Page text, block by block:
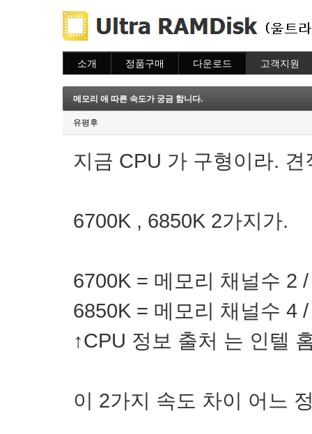
소개 정품구매
주문조회
이용안내
다운로드 고객지원
질문하기
메모리 애 따른 속도가 궁금 함니다.
유평후
지금 CPU 가 구형이라.
6700K , 6850K 2가지가.
6700K = 메모리 채널수 2
6850K = 메모리 채널수 4
↑CPU 정보 출처 는 인텔
이 2가지 속도 차이 어느